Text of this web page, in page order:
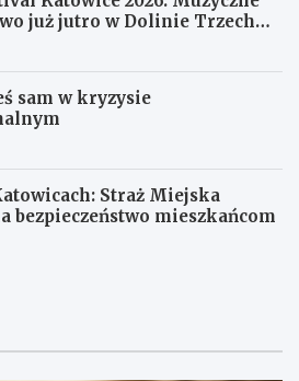
już jutro w Dolinie Trzech
sam w kryzysie
Straż Miejska
bezpieczeństwo mieszkańcom